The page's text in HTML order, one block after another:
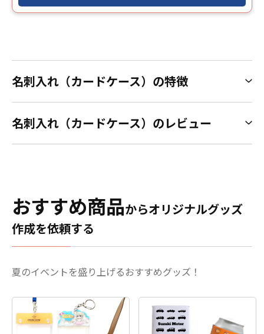
名刺入れ（カードケース）の特徴
名刺入れ（カードケース）のレビュー
おすすめ商品からオリジナルグッズ
作成を依頼する
夏のイベントを盛り上げるおすすめグッズ！